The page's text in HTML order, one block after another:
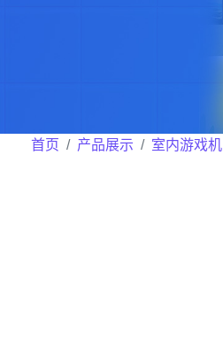
首页 产品展示 室内游戏机